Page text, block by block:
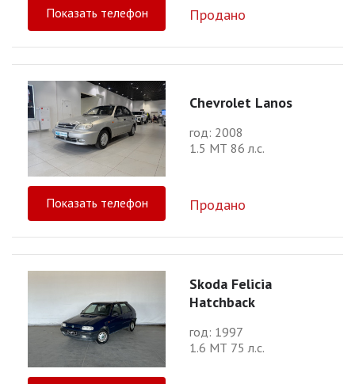
Показать телефон Продано
Chevrolet Lanos
год: 2008
1.5 МТ 86 л.с.
Показать телефон Продано
Skoda Felicia
Hatchback
год: 1997
1.6 МТ 75 л.с.